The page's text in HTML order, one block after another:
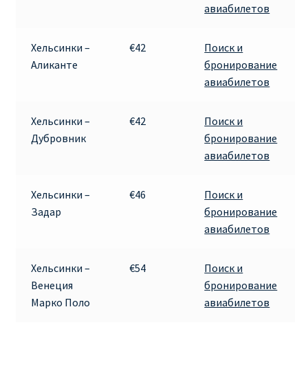
Барселона
БИЛЕТЫ RYANAIR | ПОИСК ЛУЧШЕЙ ЦЕНЫ |
БИЛЕТЫ RYANAIR НА ЗАВТРА КУПИТЬ ОНЛАЙН
ДЕШЕВЫЕ АВИАБИЛЕТЫ В БЕРЛИН
ДЕШЕВЫЕ АВИАБИЛЕТЫ В ВАРШАВУ
авиабилетов
Хельсинки –
Аликанте
€42
Поиск и
бронирование
авиабилетов
Хельсинки –
Дубровник
€42
Поиск и
бронирование
авиабилетов
Хельсинки –
Задар
€46
Поиск и
бронирование
авиабилетов
Хельсинки –
Венеция
Марко Поло
€54
Поиск и
бронирование
авиабилетов